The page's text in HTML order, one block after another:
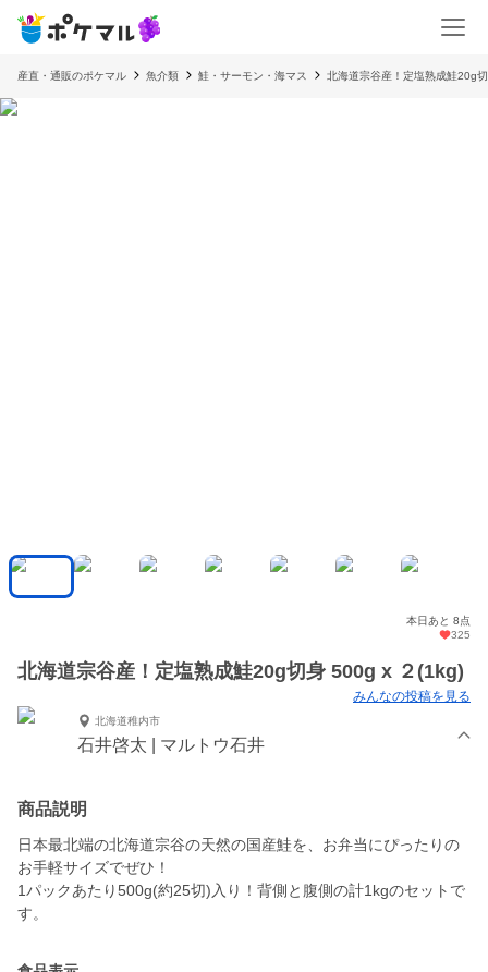
産直・通販のポケマル 魚介類 鮭・サーモン・海マス 北海道宗谷産！定塩熟成鮭20g
本日あと 8点
325
北海道宗谷産！定塩熟成鮭20g切身 500g x ２(1kg)
みんなの投稿を見る
北海道稚内市
石井啓太 | マルトウ石井
商品説明
日本最北端の北海道宗谷の天然の国産鮭を、お弁当にぴったりの
お手軽サイズでぜひ！
​1パックあたり500g(約25切)入り！背側と腹側の計1kgのセットで
す。